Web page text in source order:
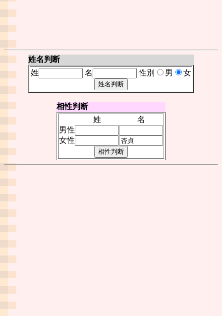
姓名判断
姓
名 性別 男 女
相性判断
姓
名
男性
女性